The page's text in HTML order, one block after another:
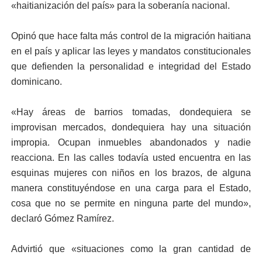
«haitianización del país» para la soberanía nacional.
Opinó que hace falta más control de la migración haitiana
en el país y aplicar las leyes y mandatos constitucionales
que defienden la personalidad e integridad del Estado
dominicano.
«Hay áreas de barrios tomadas, dondequiera se
improvisan mercados, dondequiera hay una situación
impropia. Ocupan inmuebles abandonados y nadie
reacciona. En las calles todavía usted encuentra en las
esquinas mujeres con niños en los brazos, de alguna
manera constituyéndose en una carga para el Estado,
cosa que no se permite en ninguna parte del mundo»,
declaró Gómez Ramírez.
Advirtió que «situaciones como la gran cantidad de